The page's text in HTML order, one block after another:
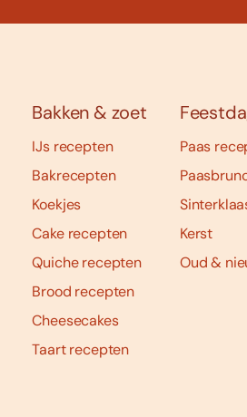
Bakken & zoet
IJs recepten
Bakrecepten
Koekjes
Cake recepten
Quiche recepten
Brood recepten
Cheesecakes
Taart recepten
Paas
Kerst
Oud &